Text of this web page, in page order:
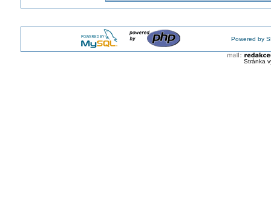
Powered by
Stránka